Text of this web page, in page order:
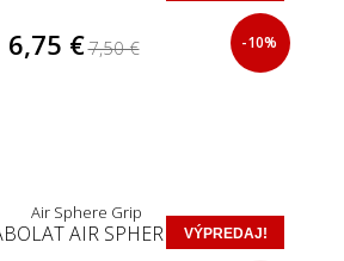
6,75 €7,50 € -10%
VÝPREDAJ!
AIR SPHERE